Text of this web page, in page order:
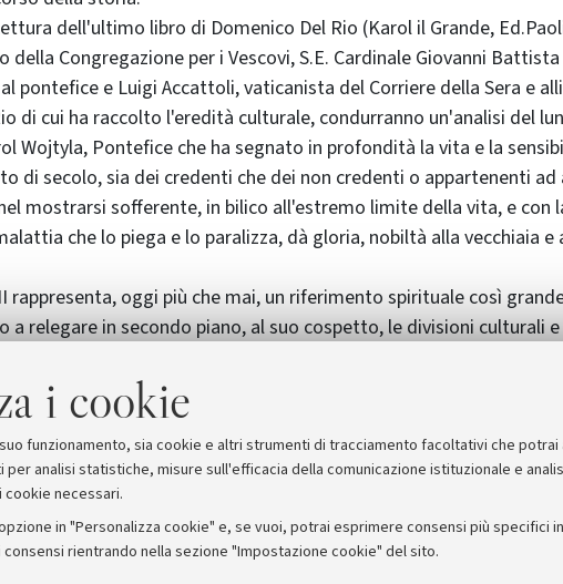
i cookie
funzionamento, sia cookie e altri strumenti di tracciamento facoltativi che
analisi statistiche, misure sull'efficacia della comunicazione istituzionale e
cookie necessari.
in "Personalizza cookie" e, se vuoi, potrai esprimere consensi più specifici
rientrando nella sezione "Impostazione cookie" del sito.
dell'ultimo libro di Domenico Del Rio (Karol il Grande,
della Congregazione per i Vescovi, S.E. Cardinale Giovanni
pontefice e Luigi Accattoli, vaticanista del Corriere della Sera e
di cui ha raccolto l'eredità culturale, condurranno un'analisi del
Wojtyla, Pontefice che ha segnato in profondità la vita e la
di secolo, sia dei credenti che dei non credenti o appartenenti
mostrarsi sofferente, in bilico all'estremo limite della vita, e con
che lo piega e lo paralizza, dà gloria, nobiltà alla vecchiaia e
rappresenta, oggi più che mai, un riferimento spirituale così
a relegare in secondo piano, al suo cospetto, le divisioni culturali
invitata.
in Piazza San Domenico.